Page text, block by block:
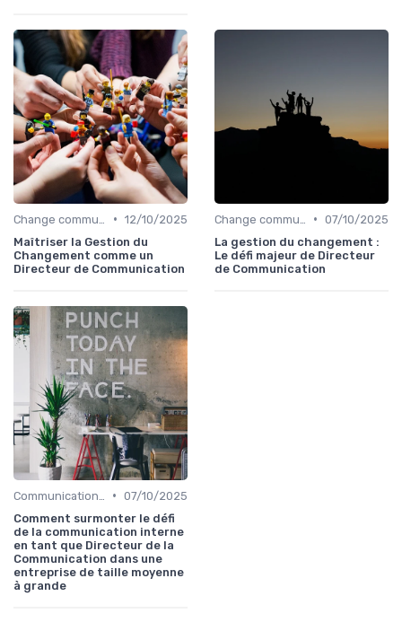
• 12/10/2025
Maîtriser la Gestion du
Changement comme un
Directeur de Communication
• 07/10/2025
La gestion du changement :
Le défi majeur de Directeur
de Communication
• 07/10/2025
Comment surmonter le défi
de la communication interne
en tant que Directeur de la
Communication dans une
entreprise de taille moyenne
à grande